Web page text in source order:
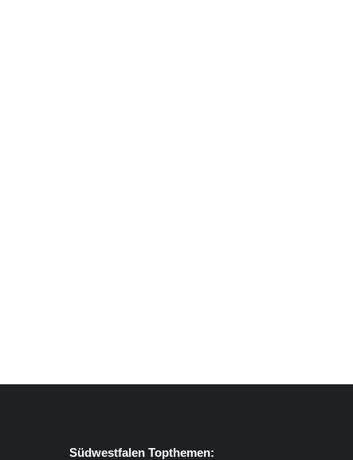
Südwestfalen Topthemen: